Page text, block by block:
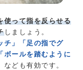
使って指を反らせる
しましょう。
チ」「足の指でグ
ボールを踏むように
なども有効です。